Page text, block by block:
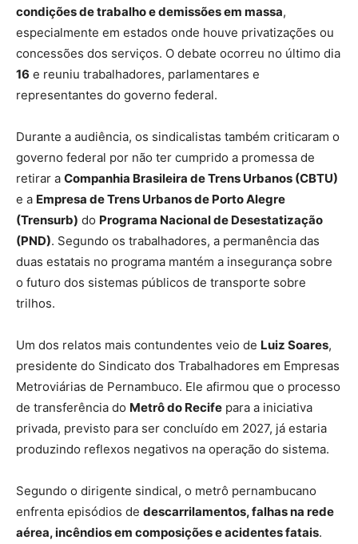
condições de trabalho e demissões em massa,
especialmente em estados onde houve privatizações ou
concessões dos serviços. O debate ocorreu no último dia
16 e reuniu trabalhadores, parlamentares e
representantes do governo federal.
Durante a audiência, os sindicalistas também criticaram o
governo federal por não ter cumprido a promessa de
retirar a Companhia Brasileira de Trens Urbanos (CBTU)
e a Empresa de Trens Urbanos de Porto Alegre
(Trensurb) do Programa Nacional de Desestatização
(PND). Segundo os trabalhadores, a permanência das
duas estatais no programa mantém a insegurança sobre
o futuro dos sistemas públicos de transporte sobre
trilhos.
Um dos relatos mais contundentes veio de Luiz Soares,
presidente do Sindicato dos Trabalhadores em Empresas
Metroviárias de Pernambuco. Ele afirmou que o processo
de transferência do Metrô do Recife para a iniciativa
privada, previsto para ser concluído em 2027, já estaria
produzindo reflexos negativos na operação do sistema.
Segundo o dirigente sindical, o metrô pernambucano
enfrenta episódios de descarrilamentos, falhas na rede
aérea, incêndios em composições e acidentes fatais.